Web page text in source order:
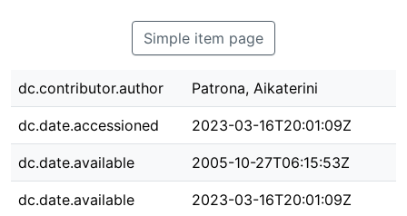
Simple item page
dc.contributor.author Patrona, Aikaterini
dc.date.accessioned 2023-03-16T20:01:09Z
dc.date.available 2005-10-27T06:15:53Z
dc.date.available 2023-03-16T20:01:09Z